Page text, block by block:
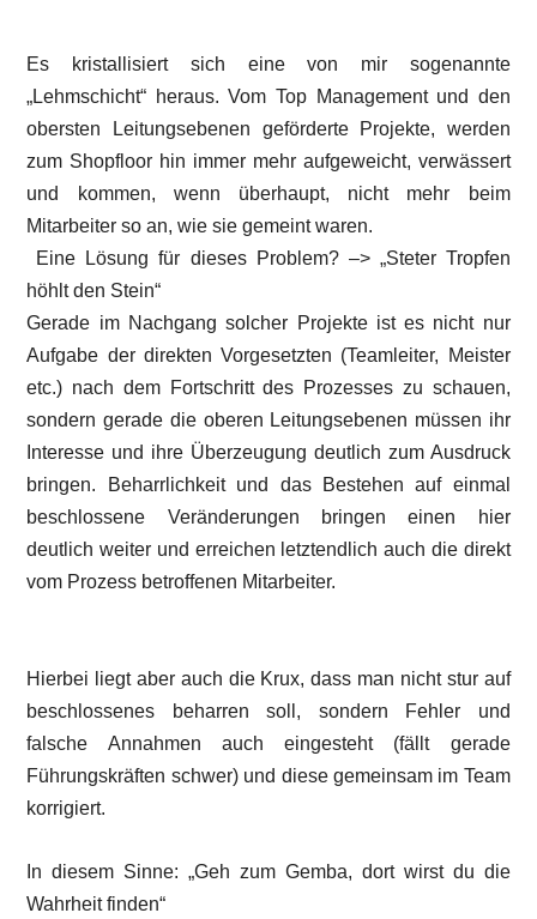
Es kristallisiert sich eine von mir sogenannte
„Lehmschicht“ heraus. Vom Top Management und den
obersten Leitungsebenen geförderte Projekte, werden
zum Shopfloor hin immer mehr aufgeweicht, verwässert
und kommen, wenn überhaupt, nicht mehr beim
Mitarbeiter so an, wie sie gemeint waren.
Eine Lösung für dieses Problem? –> „Steter Tropfen
höhlt den Stein“
Gerade im Nachgang solcher Projekte ist es nicht nur
Aufgabe der direkten Vorgesetzten (Teamleiter, Meister
etc.) nach dem Fortschritt des Prozesses zu schauen,
sondern gerade die oberen Leitungsebenen müssen ihr
Interesse und ihre Überzeugung deutlich zum Ausdruck
bringen. Beharrlichkeit und das Bestehen auf einmal
beschlossene Veränderungen bringen einen hier
deutlich weiter und erreichen letztendlich auch die direkt
vom Prozess betroffenen Mitarbeiter.
Hierbei liegt aber auch die Krux, dass man nicht stur auf
beschlossenes beharren soll, sondern Fehler und
falsche Annahmen auch eingesteht (fällt gerade
Führungskräften schwer) und diese gemeinsam im Team
korrigiert.
In diesem Sinne: „Geh zum Gemba, dort wirst du die
Wahrheit finden“